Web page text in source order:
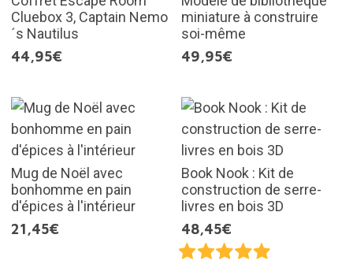
Cluebox 3, Captain Nemo
´s Nautilus
44,95€
miniature à construire
soi-même
49,95€
Mug de Noël avec
bonhomme en pain
d'épices à l'intérieur
21,45€
Book Nook : Kit de
construction de serre-
livres en bois 3D
48,45€